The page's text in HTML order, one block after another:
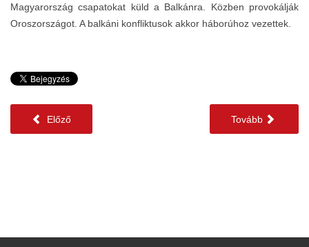
Magyarország csapatokat küld a Balkánra. Közben provokálják
Oroszországot. A balkáni konfliktusok akkor háborúhoz vezettek.
Előző Tovább